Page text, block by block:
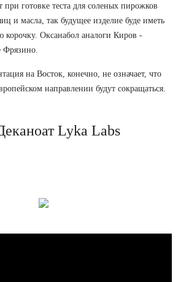
готовке теста для соленых пирожков
и масла, так будущее изделие буде иметь
корочку. Оксанабол аналоги Киров -
Фрязино.
на Восток, конечно, не означает, что
направлении будут сокращаться.
Lyka Labs